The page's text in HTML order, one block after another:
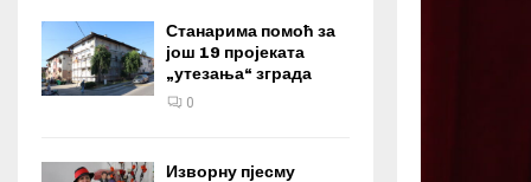
Станарима помоћ за
још 19 пројеката
„утезања“ зграда
0
Изворну пјесму